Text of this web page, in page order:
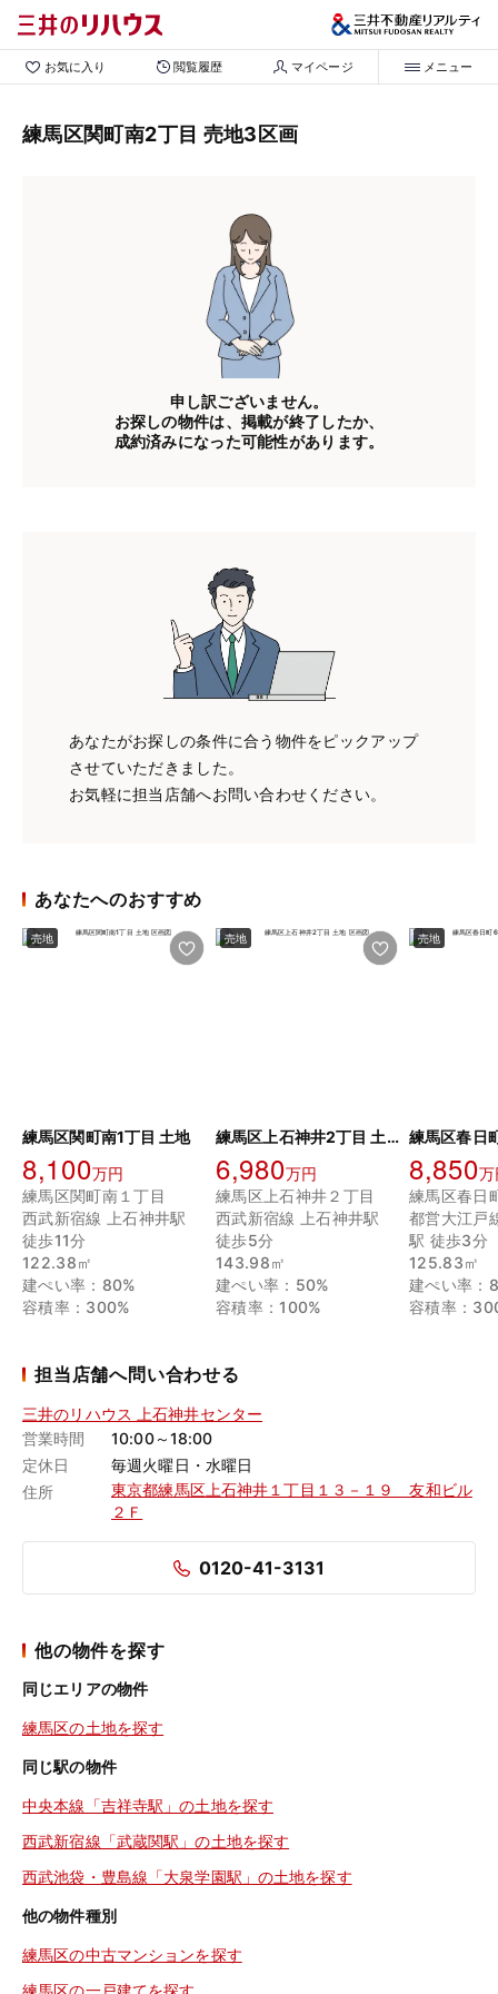
お気に入り 閲覧履歴 マイページ メニュー
練馬区関町南2丁目 売地3区画
申し訳ございません。
お探しの物件は、掲載が終了したか、
成約済みになった可能性があります。
あなたがお探しの条件に合う物件をピックアップ
させていただきました。
お気軽に担当店舗へお問い合わせください。
あなたへのおすすめ
売地
練馬区関町南1丁目 土地
8,100万円
練馬区関町南１丁目
西武新宿線 上石神井駅
徒歩11分
122.38㎡
建ぺい率：80%
容積率：300%
売地
練馬区上石神井2丁目 土地
6,980万円
練馬区上石神井２丁目
西武新宿線 上石神井駅
徒歩5分
143.98㎡
建ぺい率：50%
容積率：100%
売地
8,850万
練馬区春日
都営大江戸
駅 徒歩3分
125.83㎡
建ぺい率：
容積率：
担当店舗へ問い合わせる
三井のリハウス 上石神井センター
営業時間
10:00～18:00
定休日
毎週火曜日・水曜日
住所
東京都練馬区上石神井１丁目１３－１９ 友和ビル
２Ｆ
0120-41-3131
他の物件を探す
同じエリアの物件
練馬区の土地を探す
同じ駅の物件
中央本線「吉祥寺駅」の土地を探す
西武新宿線「武蔵関駅」の土地を探す
西武池袋・豊島線「大泉学園駅」の土地を探す
他の物件種別
練馬区の中古マンションを探す
練馬区の一戸建てを探す